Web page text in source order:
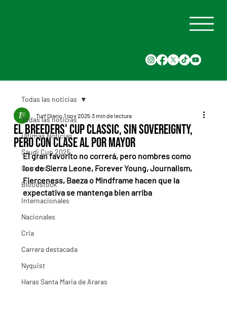
Todas las noticias
Últimas Noticias
Saudi Cup 2025
Carreras
Bloodstock
Internacionales
Nacionales
Cria
Carrera destacada
Nyquist
Haras Santa Maria de Araras
Todas las noticias
El Breeders' Cup Classic, sin Sovereignty,
pero con clase al por mayor
Turf Diario 1 nov 2025 3 min de lectura
El gran favorito no correrá, pero nombres como
los de Sierra Leone, Forever Young, Journalism,
Fierceness, Baeza o Mindframe hacen que la
expectativa se mantenga bien arriba